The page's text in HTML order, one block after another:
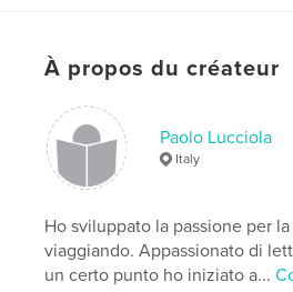
spring , kimono , primavera
Giappone
À propos du créateur
Paolo Lucciola
Italy
Ho sviluppato la passione per
viaggiando. Appassionato di
un certo punto ho iniziato a...